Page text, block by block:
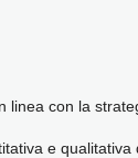
linea con la
e qualitativa